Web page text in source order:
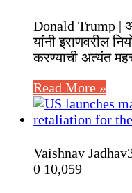
Donald Trump |
यांनी इराणवरील
करण्याची अत्यंत
Read More »
Vaishnav Jadhav
0 10,059